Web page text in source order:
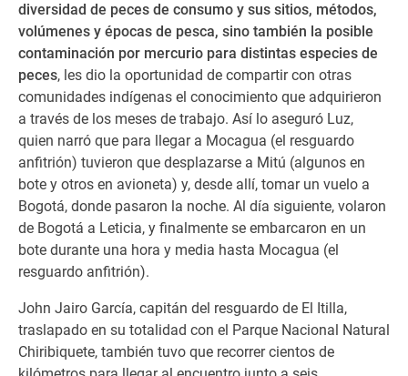
diversidad de peces de consumo y sus sitios, métodos,
volúmenes y épocas de pesca, sino también la posible
contaminación por mercurio para distintas especies de
peces, les dio la oportunidad de compartir con otras
comunidades indígenas el conocimiento que adquirieron
a través de los meses de trabajo. Así lo aseguró Luz,
quien narró que para llegar a Mocagua (el resguardo
anfitrión) tuvieron que desplazarse a Mitú (algunos en
bote y otros en avioneta) y, desde allí, tomar un vuelo a
Bogotá, donde pasaron la noche. Al día siguiente, volaron
de Bogotá a Leticia, y finalmente se embarcaron en un
bote durante una hora y media hasta Mocagua (el
resguardo anfitrión).
John Jairo García, capitán del resguardo de El Itilla,
traslapado en su totalidad con el Parque Nacional Natural
Chiribiquete, también tuvo que recorrer cientos de